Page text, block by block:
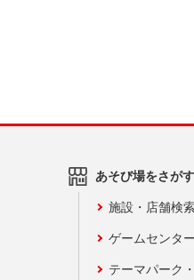
あそび場をさがす
施設・店舗検
ゲームセンター
テーマパーク